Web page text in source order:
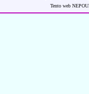
Tento web